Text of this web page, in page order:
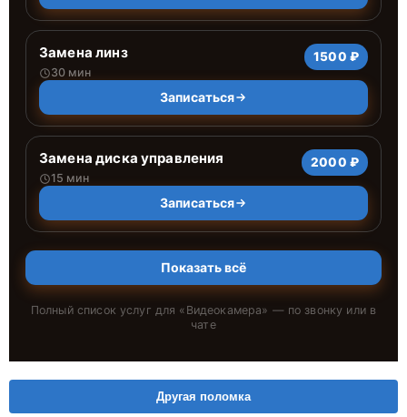
Замена линз
30 мин
1500 ₽
Записаться
Замена диска управления
15 мин
2000 ₽
Записаться
Показать всё
Полный список услуг для « Видеокамера» — по звонку или в
чате
Другая поломка